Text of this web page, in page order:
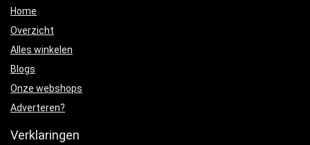
Home
Overzicht
Alles winkelen
Blogs
Onze webshops
Adverteren?
Verklaringen